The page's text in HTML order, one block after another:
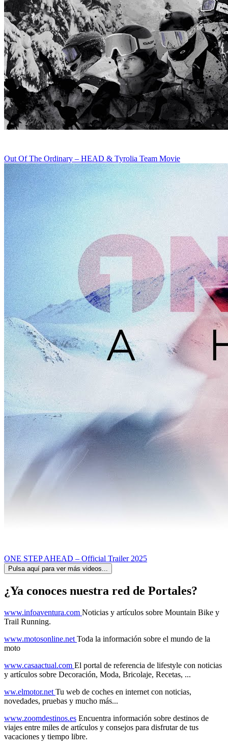
Out Of The Ordinary – HEAD & Tyrolia Team Movie
ONE STEP AHEAD – Official Trailer 2025
Pulsa aquí para ver más videos...
¿Ya conoces nuestra red de Portales?
www.infoaventura.com Noticias y artículos sobre Mountain Bike y
Trail Running.
www.motosonline.net Toda la información sobre el mundo de la
moto
www.casaactual.com El portal de referencia de lifestyle con noticias
y artículos sobre Decoración, Moda, Bricolaje, Recetas, ...
ww.elmotor.net Tu web de coches en internet con noticias,
novedades, pruebas y mucho más...
www.zoomdestinos.es Encuentra información sobre destinos de
viajes entre miles de artículos y consejos para disfrutar de tus
vacaciones y tiempo libre.